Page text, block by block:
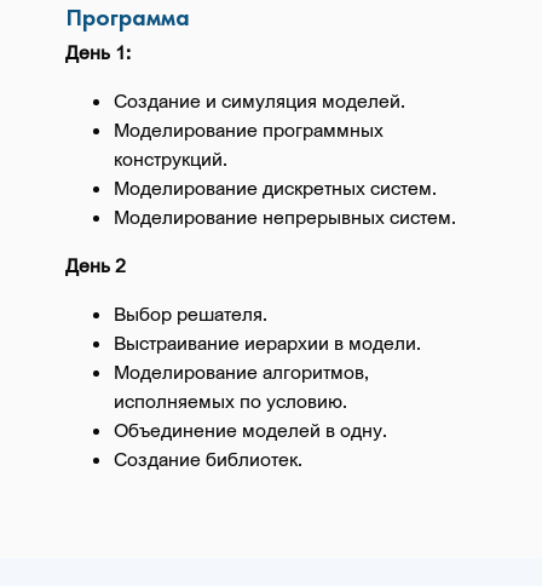
Программа
День 1:
Создание и симуляция моделей.
Моделирование программных
конструкций.
Моделирование дискретных систем.
Моделирование непрерывных систем.
День 2
Выбор решателя.
Выстраивание иерархии в модели.
Моделирование алгоритмов,
исполняемых по условию.
Объединение моделей в одну.
Создание библиотек.